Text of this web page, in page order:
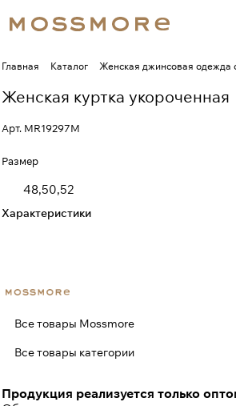
Главная Каталог Женская джинсовая одежда
Женская куртка укороченная
Арт. MR19297M
Размер
48,50,52
Характеристики
Все товары Mossmore
Все товары категории
Продукция реализуется только